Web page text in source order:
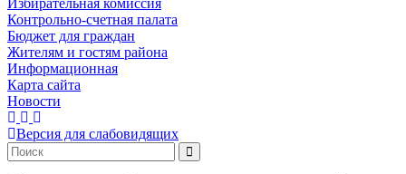
Контрольно-счетная палата
Бюджет для граждан
Жителям и гостям района
Информационная
Карта сайта
Новости
Версия для слабовидящих